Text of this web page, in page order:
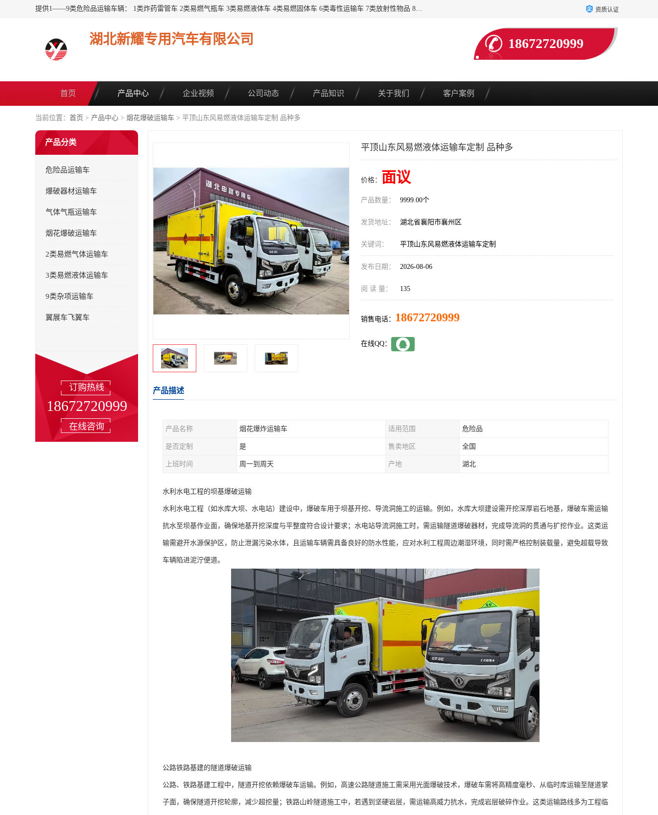
提供1——9类危险品运输车辆： 1类炸药雷管车 2类易燃气瓶车 3类易燃液体车 4类易燃固体车 6类毒性运输车 7类放射性物品 8类腐蚀性物品 9类杂项类物品 各类底盘，品种齐全。厂家直供，品质保证。 公告品种环保齐全，上牌无忧。 全国可送货上门，可分期，可*，可包牌。 详情可咨询: *（微信同号） 资质认证
湖北新耀专用汽车有限公司 18672720999
首页 产品中心 企业视频 公司动态 产品知识 关于我们 客户案例
当前位置： 首页 > 产品中心 > 烟花爆破运输车 > 平顶山东风易燃液体运输车定制 品种多
产品分类
危险品运输车
爆破器材运输车
气体气瓶运输车
烟花爆破运输车
2类易燃气体运输车
3类易燃液体运输车
9类杂项运输车
翼展车飞翼车
订购热线
18672720999
在线咨询
平顶山东风易燃液体运输车定制 品种多
价格： 面议
产品数量： 9999.00个
发货地址： 湖北省襄阳市襄州区
关键词： 平顶山东风易燃液体运输车定制
发布日期： 2026-08-06
阅 读 量： 135
销售电话： 18672720999
在线QQ：
产品描述
产品名称 烟花爆炸运输车 适用范围 危险品
是否定制 是 售卖地区 全国
上班时间 周一到周天 产地 湖北
水利水电工程的坝基爆破运输​
水利水电工程（如水库大坝、水电站）建设中，爆破车用于坝基开挖、导流洞施工的运输。例如，水库大坝建设需开挖深厚岩石地基，爆破车需运输
抗水至坝基作业面，确保地基开挖深度与平整度符合设计要求；水电站导流洞施工时，需运输隧道爆破器材，完成导流洞的贯通与扩挖作业。这类运
输需避开水源保护区，防止泄漏污染水体，且运输车辆需具备良好的防水性能，应对水利工程周边潮湿环境，同时需严格控制装载量，避免超载导致
车辆陷进泥泞便道。​
公路铁路基建的隧道爆破运输​
公路、铁路基建工程中，隧道开挖依赖爆破车运输。例如，高速公路隧道施工需采用光面爆破技术，爆破车需将高精度毫秒、从临时库运输至隧道掌
子面，确保隧道开挖轮廓，减少超挖量；铁路山岭隧道施工中，若遇到坚硬岩层，需运输高威力抗水，完成岩层破碎作业。这类运输路线多为工程临